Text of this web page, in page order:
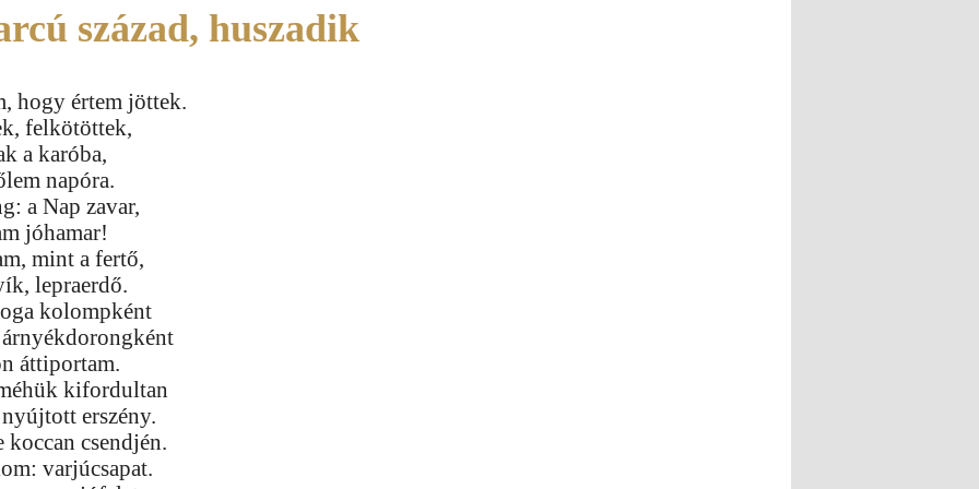
század, huszadik
hogy értem jöttek.
felkötöttek,
a karóba,
napóra.
a Nap zavar,
jóhamar!
mint a fertő,
lepraerdő.
kolompként
áttiportam.
kifordultan
erszény.
koccan csendjén.
varjúcsapat.